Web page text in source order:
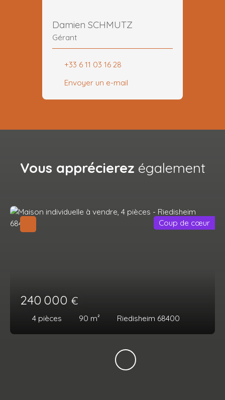
Damien SCHMUTZ
Gérant
+33 6 11 03 16 28
Envoyer un e-mail
Vous apprécierez également
240 000 €
4 pièces 90 m² Riedisheim 68400
Coup de cœur